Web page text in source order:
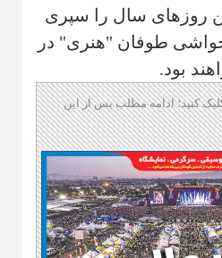
روزهای سال را سپری
حواشی طوفان "هنری" در
بود.
کنید؛ ادامه مطلب پس از این